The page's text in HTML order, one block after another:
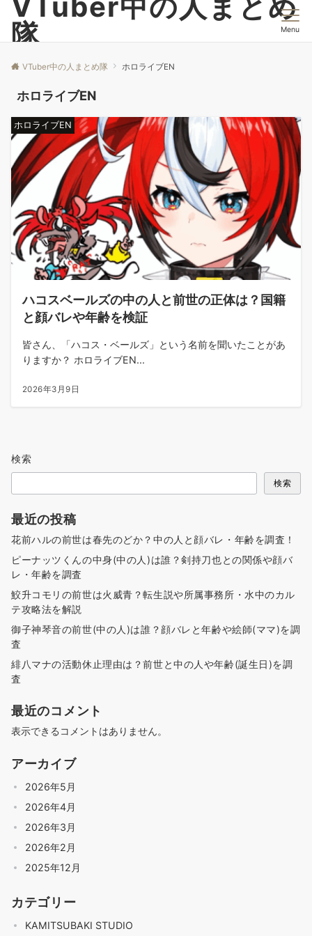
隊
Menu
VTuber中の人まとめ隊 ホロライブEN
ホロライブEN
ホロライブEN
ハコスベールズの中の人と前世の正体は？国籍
と顔バレや年齢を検証
皆さん、「ハコス・ベールズ」という名前を聞いたことがあ
りますか？ ホロライブEN...
2026年3月9日
検索
検索
最近の投稿
花前ハルの前世は春先のどか？中の人と顔バレ・年齢を調査！
ピーナッツくんの中身(中の人)は誰？剣持刀也との関係や顔バ
レ・年齢を調査
鮫升コモリの前世は火威青？転生説や所属事務所・水中のカル
テ攻略法を解説
御子神琴音の前世(中の人)は誰？顔バレと年齢や絵師(ママ)を調
査
緋八マナの活動休止理由は？前世と中の人や年齢(誕生日)を調
査
最近のコメント
表示できるコメントはありません。
アーカイブ
2026年5月
2026年4月
2026年3月
2026年2月
2025年12月
カテゴリー
KAMITSUBAKI STUDIO